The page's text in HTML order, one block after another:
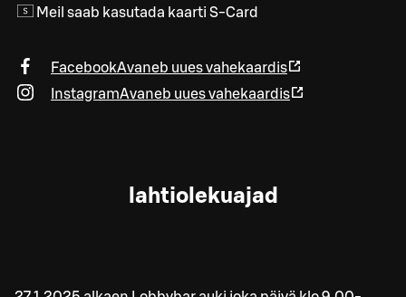
Meil saab kasutada kaarti S-Card
FacebookAvaneb uues vahekaardis
InstagramAvaneb uues vahekaardis
lahtiolekuajad